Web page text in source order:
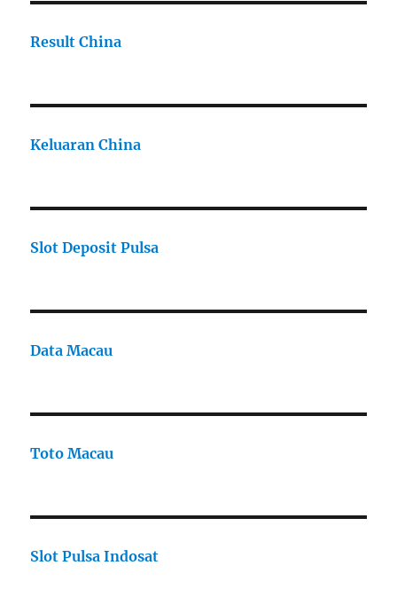
Result China
Keluaran China
Slot Deposit Pulsa
Data Macau
Toto Macau
Slot Pulsa Indosat